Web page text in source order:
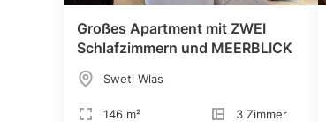
Großes Apartment mit ZWEI
Schlafzimmern und MEERBLICK
Sweti Wlas
146 m² 3 Zimmer